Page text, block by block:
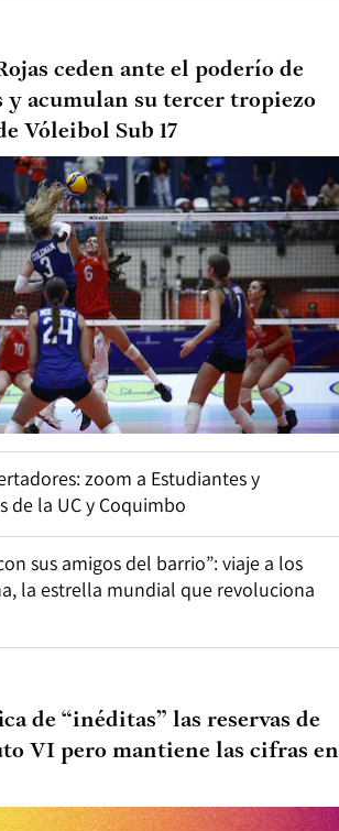
ceden ante el poderío de
y acumulan su tercer tropiezo
Vóleibol Sub 17
zoom a Estudiantes y
de la UC y Coquimbo
sus amigos del barrio”: viaje a los
la estrella mundial que revoluciona
de “inéditas” las reservas de
VI pero mantiene las cifras en